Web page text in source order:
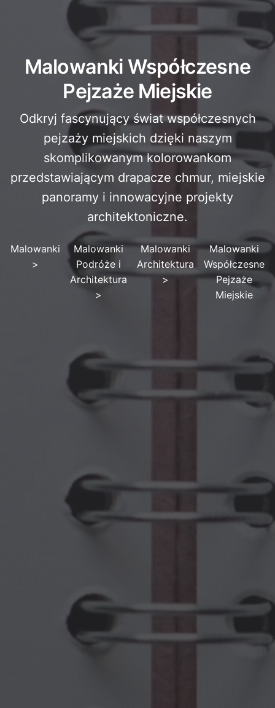
Malowanki Współczesne
Pejzaże Miejskie
Odkryj fascynujący świat współczesnych
pejzaży miejskich dzięki naszym
skomplikowanym kolorowankom
przedstawiającym drapacze chmur, miejskie
panoramy i innowacyjne projekty
architektoniczne.
Malowanki
>
Malowanki
Podróże i
Architektura
>
Malowanki
Architektura
>
Malowanki
Współczesne
Pejzaże
Miejskie